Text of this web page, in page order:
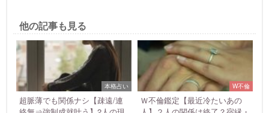
他の記事も見る
本格占い
超脈薄でも関係ナシ【疎遠/連
W不倫
Ｗ不倫鑑定【最近冷たいあの